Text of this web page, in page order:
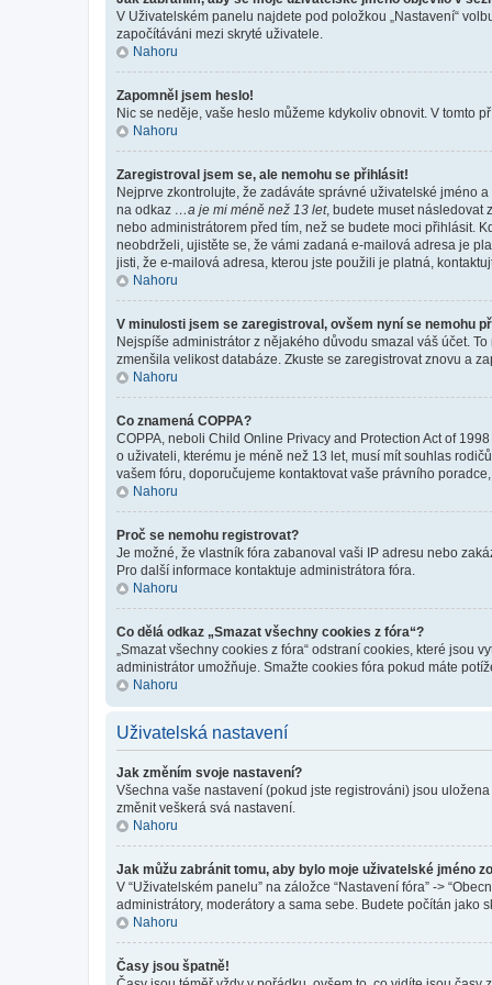
V Uživatelském panelu najdete pod položkou „Nastavení“
započítáváni mezi skryté uživatele.
Nahoru
Zapomněl jsem heslo!
Nic se neděje, vaše heslo můžeme kdykoliv obnovit. V tomto
Nahoru
Zaregistroval jsem se, ale nemohu se přihlásit!
Nejprve zkontrolujte, že zadáváte správné uživatelské jméno
na odkaz …a je mi méně než 13 let, budete muset následovat
nebo administrátorem před tím, než se budete moci přihlásit.
neobdrželi, ujistěte se, že vámi zadaná e-mailová adresa je
jisti, že e-mailová adresa, kterou jste použili je platná,
Nahoru
V minulosti jsem se zaregistroval, ovšem nyní se nemohu
Nejspíše administrátor z nějakého důvodu smazal váš účet.
zmenšila velikost databáze. Zkuste se zaregistrovat znovu a
Nahoru
Co znamená COPPA?
COPPA, neboli Child Online Privacy and Protection Act of
o uživateli, kterému je méně než 13 let, musí mít souhlas
vašem fóru, doporučujeme kontaktovat vaše právního
Nahoru
Proč se nemohu registrovat?
Je možné, že vlastník fóra zabanoval vaši IP adresu nebo
Pro další informace kontaktuje administrátora fóra.
Nahoru
Co dělá odkaz „Smazat všechny cookies z fóra“?
„Smazat všechny cookies z fóra“ odstraní cookies, které
administrátor umožňuje. Smažte cookies fóra pokud máte
Nahoru
Uživatelská nastavení
Jak změním svoje nastavení?
Všechna vaše nastavení (pokud jste registrováni) jsou
změnit veškerá svá nastavení.
Nahoru
Jak můžu zabránit tomu, aby bylo moje uživatelské jméno
V “Uživatelském panelu” na záložce “Nastavení fóra” ->
administrátory, moderátory a sama sebe. Budete počítán jako
Nahoru
Časy jsou špatně!